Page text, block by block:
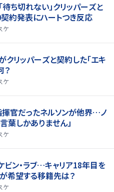
待ち切れない」クリッパーズと
約発表にハートつき反応
ケ
クリッパーズと契約した「エキ
？
ケ
官だったネルソンが他界…ノ
葉しかありません」
ケ
ン・ラブ…キャリア18年目を
希望する移籍先は？
ケ